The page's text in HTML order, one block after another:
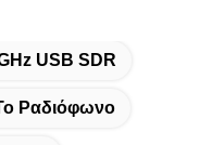
USB SDR
Ραδιόφωνο